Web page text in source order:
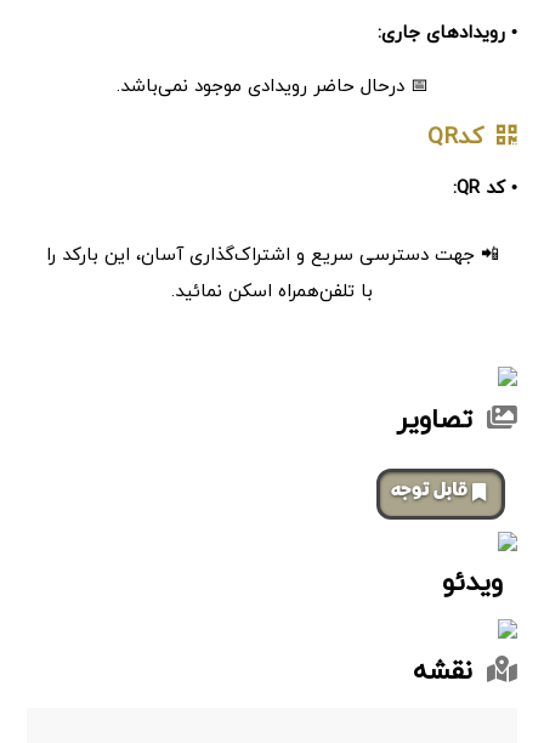
• رویدادهای جاری:
📅 درحال حاضر رویدادی موجود نمی‌باشد.
کدQR
• کد QR:
📲 جهت دسترسی سریع و اشتراک‌گذاری آسان، این بارکد را
با تلفن‌همراه اسکن نمائید.
تصاویر
‌قابل توجه
ویدئو
نقشه